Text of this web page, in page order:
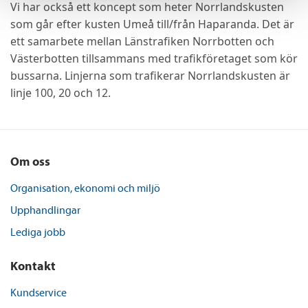
Vi har också ett koncept som heter Norrlandskusten
som går efter kusten Umeå till/från Haparanda. Det är
ett samarbete mellan Länstrafiken Norrbotten och
Västerbotten tillsammans med trafikföretaget som kör
bussarna. Linjerna som trafikerar Norrlandskusten är
linje 100, 20 och 12.
Om oss
Organisation, ekonomi och miljö
Upphandlingar
Lediga jobb
Kontakt
Kundservice